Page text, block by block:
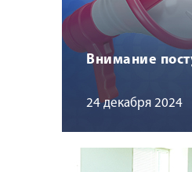
Внимание
24 декабря 2024